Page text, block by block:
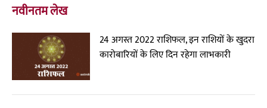
नवीनतम लेख
24 अगस्त 2022 राशिफल, इन राशियों के खुदरा
कारोबारियों के लिए दिन रहेगा लाभकारी